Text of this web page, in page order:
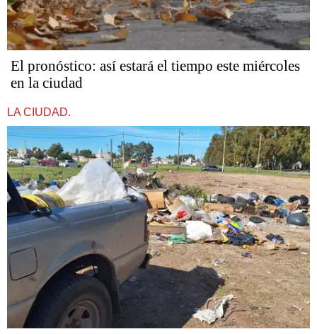
El pronóstico: así estará el tiempo este miércoles
en la ciudad
LA CIUDAD.